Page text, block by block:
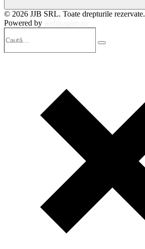
© 2026 JJB SRL. Toate drepturile rezervate.
Powered by
Search